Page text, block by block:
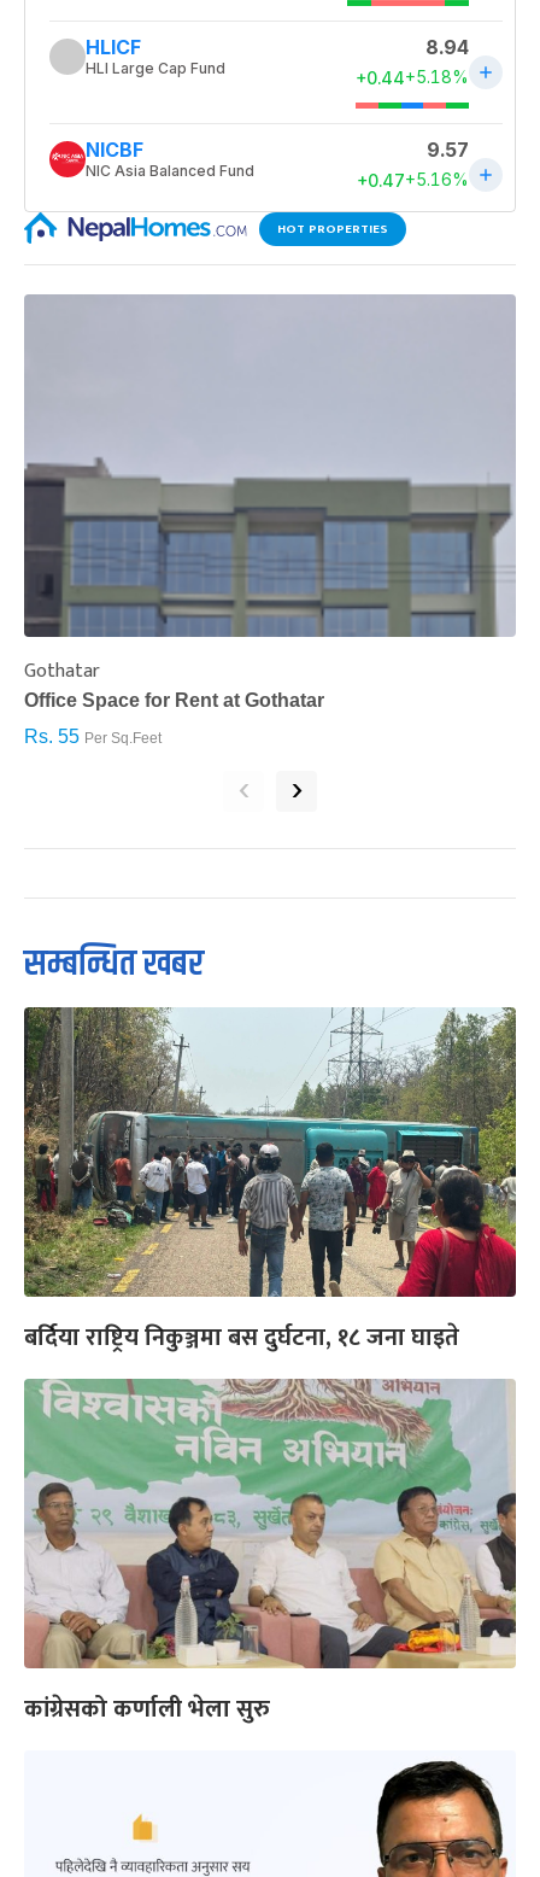
HOT PROPERTIES
Gothatar
Office Space for Rent at Gothatar
Rs. 55 Per Sq.Feet
‹ ›
सम्बन्धित खबर
बर्दिया राष्ट्रिय निकुञ्जमा बस दुर्घटना, १८ जना घाइते
कांग्रेसको कर्णाली भेला सुरु